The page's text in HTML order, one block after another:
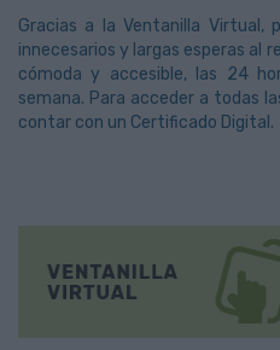
Gracias a la Ventanilla Virtual,
innecesarios y largas esperas al
cómoda y accesible, las 24
semana. Para acceder a todas
contar con un Certificado Digital.